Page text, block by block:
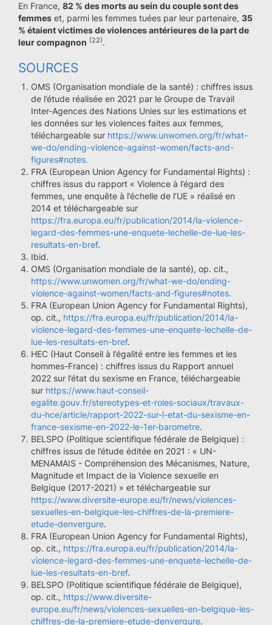
En France, 82 % des morts au sein du couple sont des
femmes et, parmi les femmes tuées par leur partenaire, 35
% étaient victimes de violences antérieures de la part de
leur compagnon (22).
SOURCES
OMS (Organisation mondiale de la santé) : chiffres issus
de l’étude réalisée en 2021 par le Groupe de Travail
Inter-Agences des Nations Unies sur les estimations et
les données sur les violences faites aux femmes,
téléchargeable sur https://www.unwomen.org/fr/what-
we-do/ending-violence-against-women/facts-and-
figures#notes.
FRA (European Union Agency for Fundamental Rights) :
chiffres issus du rapport « Violence à l’égard des
femmes, une enquête à l’échelle de l’UE » réalisé en
2014 et téléchargeable sur
https://fra.europa.eu/fr/publication/2014/la-violence-
legard-des-femmes-une-enquete-lechelle-de-lue-les-
resultats-en-bref.
Ibid.
OMS (Organisation mondiale de la santé), op. cit.,
https://www.unwomen.org/fr/what-we-do/ending-
violence-against-women/facts-and-figures#notes.
FRA (European Union Agency for Fundamental Rights),
op. cit., https://fra.europa.eu/fr/publication/2014/la-
violence-legard-des-femmes-une-enquete-lechelle-de-
lue-les-resultats-en-bref.
HEC (Haut Conseil à l’égalité entre les femmes et les
hommes-France) : chiffres issus du Rapport annuel
2022 sur l’état du sexisme en France, téléchargeable
sur https://www.haut-conseil-
egalite.gouv.fr/stereotypes-et-roles-sociaux/travaux-
du-hce/article/rapport-2022-sur-l-etat-du-sexisme-en-
france-sexisme-en-2022-le-1er-barometre.
BELSPO (Politique scientifique fédérale de Belgique) :
chiffres issus de l’étude éditée en 2021 : « UN-
MENAMAIS - Compréhension des Mécanismes, Nature,
Magnitude et Impact de la Violence sexuelle en
Belgique (2017-2021) » et téléchargeable sur
https://www.diversite-europe.eu/fr/news/violences-
sexuelles-en-belgique-les-chiffres-de-la-premiere-
etude-denvergure.
FRA (European Union Agency for Fundamental Rights),
op. cit., https://fra.europa.eu/fr/publication/2014/la-
violence-legard-des-femmes-une-enquete-lechelle-de-
lue-les-resultats-en-bref.
BELSPO (Politique scientifique fédérale de Belgique),
op. cit., https://www.diversite-
europe.eu/fr/news/violences-sexuelles-en-belgique-les-
chiffres-de-la-premiere-etude-denvergure.